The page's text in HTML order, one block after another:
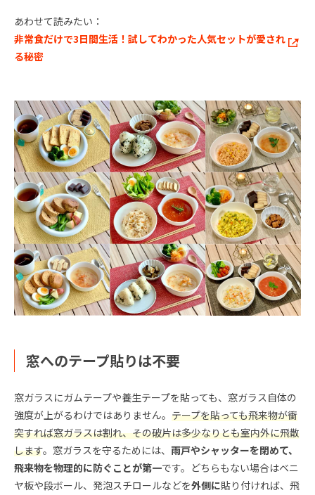
あわせて読みたい：
非常食だけで3日間生活！試してわかった人気セットが愛され
る秘密
窓へのテープ貼りは不要
窓ガラスにガムテープや養生テープを貼っても、窓ガラス自体の
強度が上がるわけではありません。 テープを貼っても飛来物が衝
突すれば窓ガラスは割れ、その破片は多少なりとも室内外に飛散
します。窓ガラスを守るためには、 雨戸やシャッターを閉めて、
飛来物を物理的に防ぐことが第一です。どちらもない場合はベニ
ヤ板や段ボール、発泡スチロールなどを外側に貼り付ければ、飛